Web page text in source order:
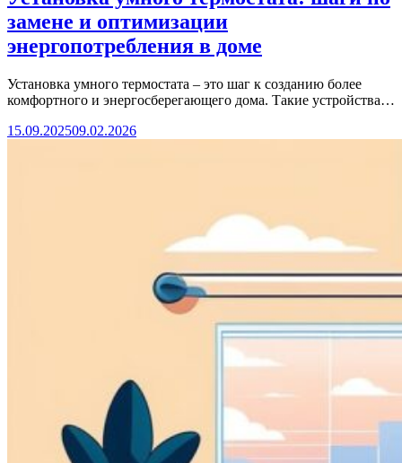
замене и оптимизации
энергопотребления в доме
Установка умного термостата – это шаг к созданию более
комфортного и энергосберегающего дома. Такие устройства…
15.09.202509.02.2026